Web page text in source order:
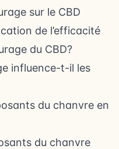
sur le CBD
de l’efficacité
du CBD?
influence-t-il les
du chanvre en
du chanvre